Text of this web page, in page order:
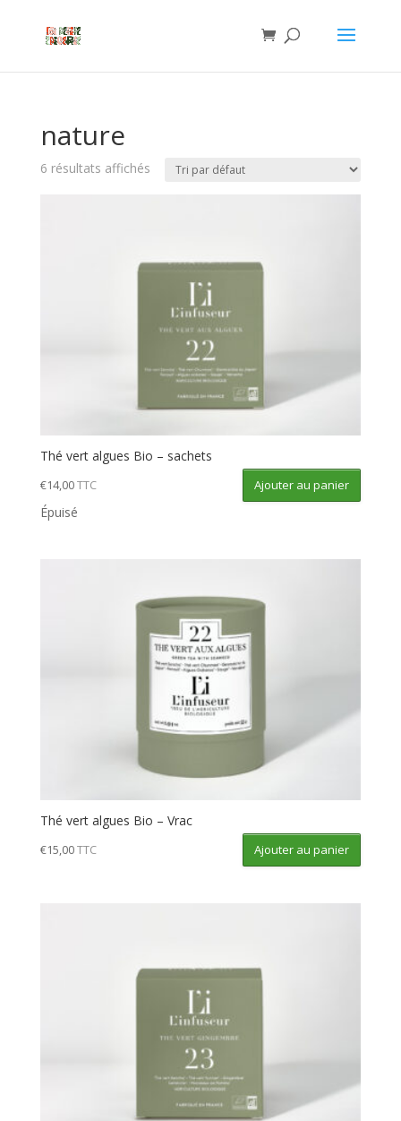
nature
6 résultats affichés
Thé vert algues Bio – sachets
€14,00TTC Ajouter au panier
Épuisé
Thé vert algues Bio – Vrac
€15,00TTC Ajouter au panier